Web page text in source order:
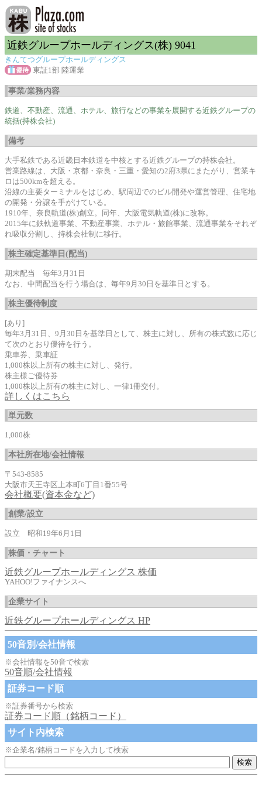
近鉄グループホールディングス(株) 9041
きんてつグループホールディングス
東証1部 陸運業
事業/業務内容
鉄道、不動産、流通、ホテル、旅行などの事業を展開する近鉄グループの
統括(持株会社)
備考
大手私鉄である近畿日本鉄道を中核とする近鉄グループの持株会社。
営業路線は、大阪・京都・奈良・三重・愛知の2府3県にまたがり、営業キ
ロは500kmを超える。
沿線の主要ターミナルをはじめ、駅周辺でのビル開発や運営管理、住宅地
の開発・分譲を手がけている。
1910年、奈良軌道(株)創立。同年、大阪電気軌道(株)に改称。
2015年に鉄軌道事業、不動産事業、ホテル・旅館事業、流通事業をそれぞ
れ吸収分割し、持株会社制に移行。
株主確定基準日(配当)
期末配当 毎年3月31日
なお、中間配当を行う場合は、毎年9月30日を基準日とする。
株主優待制度
[あり]
毎年3月31日、9月30日を基準日として、株主に対し、所有の株式数に応じ
て次のとおり優待を行う。
乗車券、乗車証
1,000株以上所有の株主に対し、発行。
株主様ご優待券
1,000株以上所有の株主に対し、一律1冊交付。
詳しくはこちら
単元数
1,000株
本社所在地/会社情報
〒543-8585
大阪市天王寺区上本町6丁目1番55号
会社概要(資本金など)
創業/設立
設立 昭和19年6月1日
株価・チャート
近鉄グループホールディングス 株価
YAHOO!ファイナンスへ
企業サイト
近鉄グループホールディングス HP
50音別/会社情報
※会社情報を50音で検索
50音順/会社情報
証券コード順
※証券番号から検索
証券コード順（銘柄コード）
サイト内検索
※企業名/銘柄コードを入力して検索